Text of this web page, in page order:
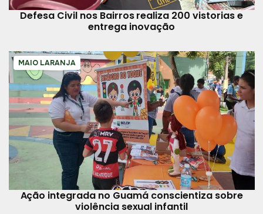
Defesa Civil nos Bairros realiza 200 vistorias e
entrega inovação
MAIO LARANJA
Ação integrada no Guamá conscientiza sobre
violência sexual infantil